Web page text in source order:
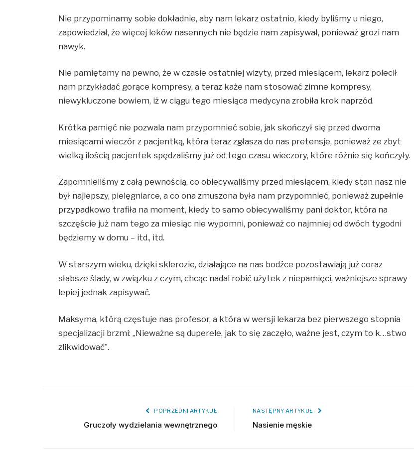
Nie przypominamy sobie dokładnie, aby nam lekarz ostatnio, kiedy byliśmy u niego,
zapowiedział, że więcej leków nasennych nie będzie nam zapisywał, ponieważ grozi nam
nawyk.
Nie pamiętamy na pewno, że w czasie ostatniej wizyty, przed miesiącem, lekarz polecił
nam przykładać gorące kompresy, a teraz każe nam stosować zimne kompresy,
niewykluczone bowiem, iż w ciągu tego miesiąca medycyna zrobiła krok naprzód.
Krótka pamięć nie pozwala nam przypomnieć sobie, jak skończył się przed dwoma
miesiącami wieczór z pacjentką, która teraz zgłasza do nas pretensje, ponieważ ze zbyt
wielką ilością pacjentek spędzaliśmy już od tego czasu wieczory, które różnie się kończyły.
Zapomnieliśmy z całą pewnością, co obiecywaliśmy przed miesiącem, kiedy stan nasz nie
był najlepszy, pielęgniarce, a co ona zmuszona była nam przypomnieć, ponieważ zupełnie
przypadkowo trafiła na moment, kiedy to samo obiecywaliśmy pani doktor, która na
szczęście już nam tego za miesiąc nie wypomni, ponieważ co najmniej od dwóch tygodni
będziemy w domu – itd., itd.
W starszym wieku, dzięki sklerozie, działające na nas bodźce pozostawiają już coraz
słabsze ślady, w związku z czym, chcąc nadal robić użytek z niepamięci, ważniejsze sprawy
lepiej jednak zapisywać.
Maksyma, którą częstuje nas profesor, a która w wersji lekarza bez pierwszego stopnia
specjalizacji brzmi: „Nieważne są duperele, jak to się zaczęło, ważne jest, czym to k…stwo
zlikwidować”.
POPRZEDNI ARTYKUŁ
Gruczoły wydzielania wewnętrznego
NASTĘPNY ARTYKUŁ
Nasienie męskie